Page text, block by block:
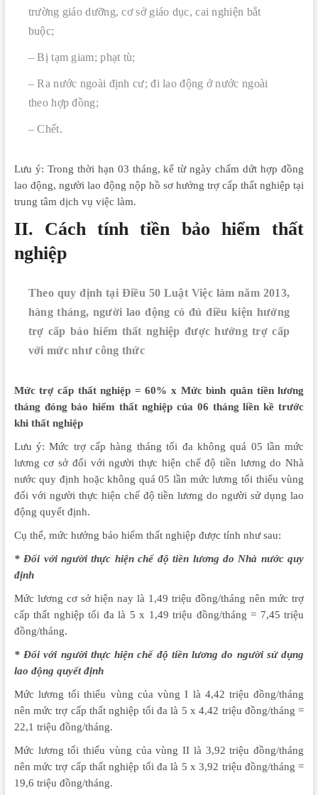
trường giáo dưỡng, cơ sở giáo dục, cai nghiện bắt
buộc;
– Bị tạm giam; phạt tù;
– Ra nước ngoài định cư; đi lao động ở nước ngoài
theo hợp đồng;
– Chết.
Lưu ý: Trong thời hạn 03 tháng, kể từ ngày chấm dứt hợp đồng
lao động, người lao động nộp hồ sơ hưởng trợ cấp thất nghiệp tại
trung tâm dịch vụ việc làm.
II. Cách tính tiền bảo hiểm thất
nghiệp
Theo quy định tại Điều 50 Luật Việc làm năm 2013,
hàng tháng, người lao động có đủ điều kiện hưởng
trợ cấp bảo hiểm thất nghiệp được hưởng trợ cấp
với mức như công thức
Mức trợ cấp thất nghiệp = 60% x Mức bình quân tiền lương
tháng đóng bảo hiểm thất nghiệp của 06 tháng liền kề trước
khi thất nghiệp
Lưu ý: Mức trợ cấp hàng tháng tối đa không quá 05 lần mức
lương cơ sở đối với người thực hiện chế độ tiền lương do Nhà
nước quy định hoặc không quá 05 lần mức lương tối thiểu vùng
đối với người thực hiện chế độ tiền lương do người sử dụng lao
động quyết định.
Cụ thể, mức hưởng bảo hiểm thất nghiệp được tính như sau:
* Đối với người thực hiện chế độ tiền lương do Nhà nước quy
định
Mức lương cơ sở hiện nay là 1,49 triệu đồng/tháng nên mức trợ
cấp thất nghiệp tối đa là 5 x 1,49 triệu đồng/tháng = 7,45 triệu
đồng/tháng.
* Đối với người thực hiện chế độ tiền lương do người sử dụng
lao động quyết định
Mức lương tối thiểu vùng của vùng I là 4,42 triệu đồng/tháng
nên mức trợ cấp thất nghiệp tối đa là 5 x 4,42 triệu đồng/tháng =
22,1 triệu đồng/tháng.
Mức lương tối thiểu vùng của vùng II là 3,92 triệu đồng/tháng
nên mức trợ cấp thất nghiệp tối đa là 5 x 3,92 triệu đồng/tháng =
19,6 triệu đồng/tháng.